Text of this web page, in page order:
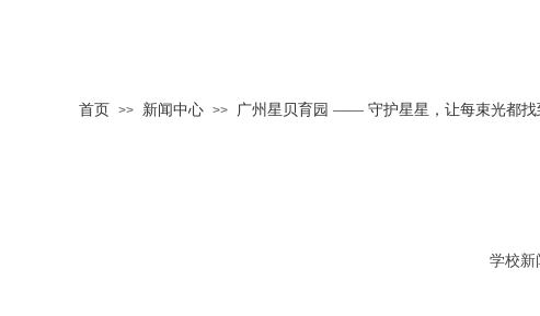
首页 >> 新闻中心 >> 广州星贝育园 —— 守护星星，让每束光都找
学校新